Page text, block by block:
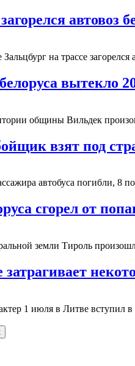
автовоз
на трассе
общины Вильдек
взят под
автобуса погибли,
сгорел от
земли Тироль
1 июля в Литве вступил